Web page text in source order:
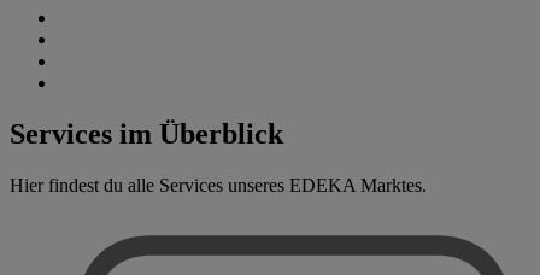
Services im Überblick
Hier findest du alle Services unseres EDEKA Marktes.